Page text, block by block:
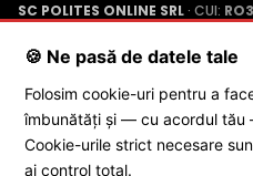
SC POLITES ONLINE SRL · CUI:
Poenaru, Nr. 1, Craiova, Jud. Dolj ·
© 2026 SC
🍪 Ne pasă de datele tale
Folosim cookie-uri pentru a
îmbunătăți și — cu acordul tău
Cookie-urile strict necesare
ai control total.